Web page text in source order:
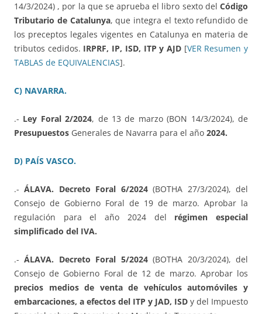
14/3/2024) , por la que se aprueba el libro sexto del Código
Tributario de Catalunya, que integra el texto refundido de
los preceptos legales vigentes en Catalunya en materia de
tributos cedidos. IRPRF, IP, ISD, ITP y AJD[VER Resumen y
TABLAS de EQUIVALENCIAS].
C) NAVARRA.
.- Ley Foral 2/2024, de 13 de marzo (BON 14/3/2024), de
Presupuestos Generales de Navarra para el año 2024.
D) PAÍS VASCO.
.-ÁLAVA. Decreto Foral 6/2024(BOTHA 27/3/2024), del
Consejo de Gobierno Foral de 19 de marzo. Aprobar la
regulación para el año 2024 del régimen especial
simplificado del IVA.
.-ÁLAVA. Decreto Foral 5/2024(BOTHA 20/3/2024), del
Consejo de Gobierno Foral de 12 de marzo. Aprobar los
precios medios de venta de vehículos automóviles y
embarcaciones, a efectos del ITP y JAD, ISD y del Impuesto